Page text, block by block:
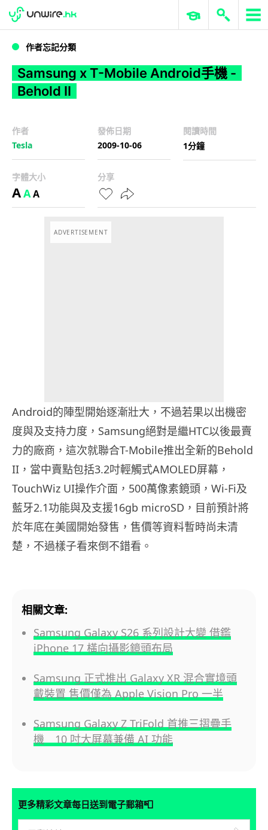
WWDC 2026 ERP 與商業 AI
作者忘記分類
Samsung x T-Mobile Android手機 -
Behold II
作者
Tesla
發佈日期
2009-10-06
閱讀時間
1分鐘
字體大小
AAA
分享
ADVERTISEMENT
Android的陣型開始逐漸壯大，不過若果以出機密
度與及支持力度，Samsung絕對是繼HTC以後最賣
力的廠商，這次就聯合T-Mobile推出全新的Behold
II，當中賣點包括3.2吋輕觸式AMOLED屏幕，
TouchWiz UI操作介面，500萬像素鏡頭，Wi-Fi及
藍牙2.1功能與及支援16gb microSD，目前預計將
於年底在美國開始發售，售價等資料暫時尚未清
楚，不過樣子看來倒不錯看。
相關文章:
Samsung Galaxy S26 系列設計大變 借鑑
iPhone 17 橫向攝影鏡頭布局
Samsung 正式推出 Galaxy XR 混合實境頭
戴裝置 售價僅為 Apple Vision Pro 一半
Samsung Galaxy Z TriFold 首推三摺疊手
機 10 吋大屏幕兼備 AI 功能
更多精彩文章每日送到電子郵箱📮